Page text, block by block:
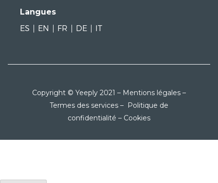
Langues
ES
EN FR DE IT
Copyright © Yeeply 2021 – Mentions légales –
Termes des services – Politique de
confidentialité – Cookies